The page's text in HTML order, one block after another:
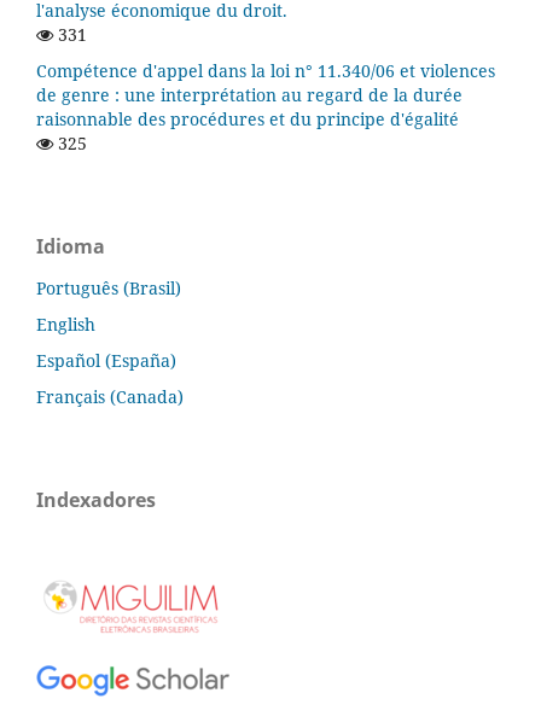
l'analyse économique du droit.
331
Compétence d'appel dans la loi n° 11.340/06 et violences
de genre : une interprétation au regard de la durée
raisonnable des procédures et du principe d'égalité
325
Idioma
Português (Brasil)
English
Español (España)
Français (Canada)
Indexadores